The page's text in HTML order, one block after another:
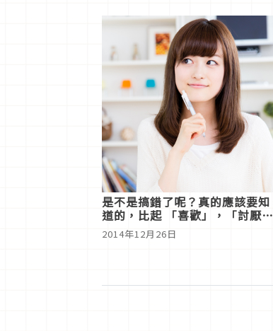
是不是搞錯了呢？真的應該要知
道的，比起 「喜歡」，「討厭」
才是
2014年12月26日